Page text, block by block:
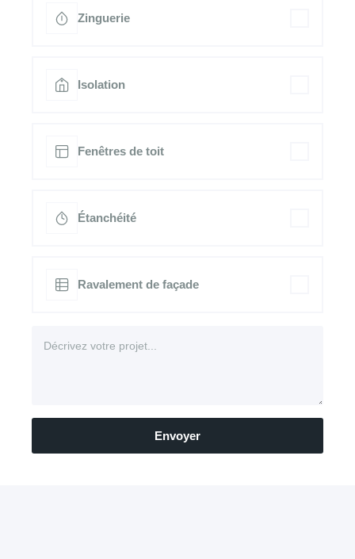
Zinguerie
Isolation
Fenêtres de toit
Étanchéité
Ravalement de façade
Envoyer